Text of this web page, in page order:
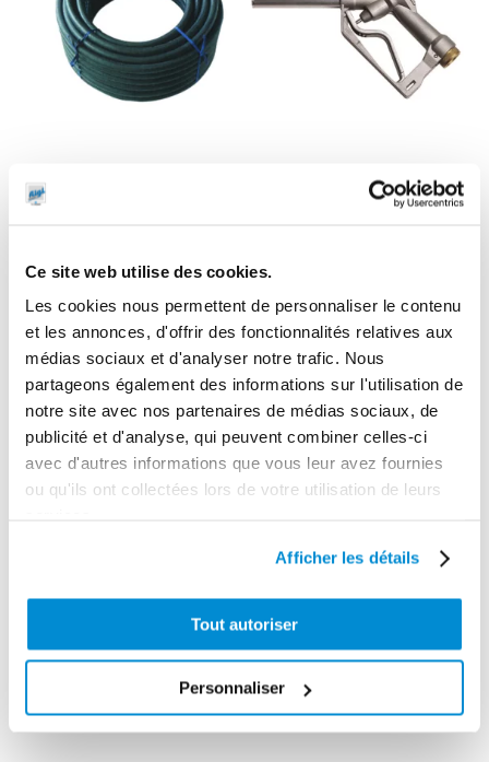
Ce site web utilise des cookies.
Les cookies nous permettent de personnaliser le contenu
et les annonces, d'offrir des fonctionnalités relatives aux
médias sociaux et d'analyser notre trafic. Nous
partageons également des informations sur l'utilisation de
notre site avec nos partenaires de médias sociaux, de
publicité et d'analyse, qui peuvent combiner celles-ci
avec d'autres informations que vous leur avez fournies
ou qu'ils ont collectées lors de votre utilisation de leurs
Afficher les détails
Tout autoriser
Personnaliser
ø20 mm
Pistolet manuel
de distribution
Pistolet manuel
polypropylène
Pistolet manuel
de distribution
gasoil 150